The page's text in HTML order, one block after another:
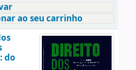
ao seu carrinho
do